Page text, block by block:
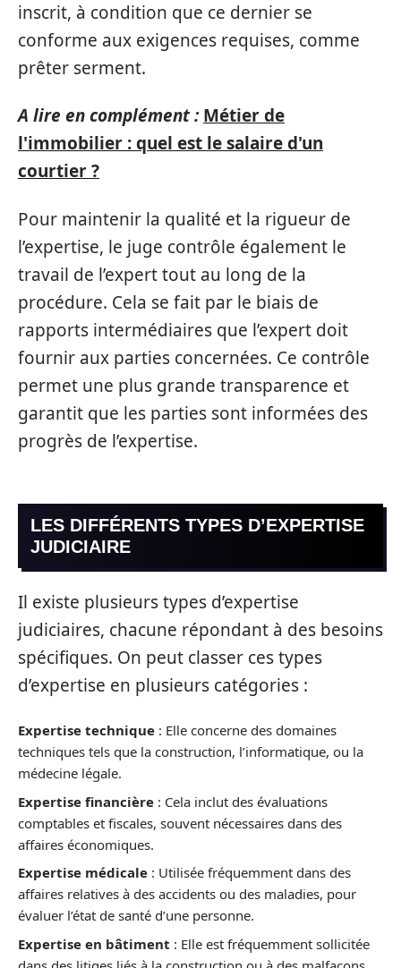
inscrit, à condition que ce dernier se
conforme aux exigences requises, comme
prêter serment.
A lire en complément : Métier de
l'immobilier : quel est le salaire d'un
courtier ?
Pour maintenir la qualité et la rigueur de
l’expertise, le juge contrôle également le
travail de l’expert tout au long de la
procédure. Cela se fait par le biais de
rapports intermédiaires que l’expert doit
fournir aux parties concernées. Ce contrôle
permet une plus grande transparence et
garantit que les parties sont informées des
progrès de l’expertise.
LES DIFFÉRENTS TYPES D’EXPERTISE
JUDICIAIRE
Il existe plusieurs types d’expertise
judiciaires, chacune répondant à des besoins
spécifiques. On peut classer ces types
d’expertise en plusieurs catégories :
Expertise technique : Elle concerne des domaines
techniques tels que la construction, l’informatique, ou la
médecine légale.
Expertise financière : Cela inclut des évaluations
comptables et fiscales, souvent nécessaires dans des
affaires économiques.
Expertise médicale : Utilisée fréquemment dans des
affaires relatives à des accidents ou des maladies, pour
évaluer l’état de santé d’une personne.
Expertise en bâtiment : Elle est fréquemment sollicitée